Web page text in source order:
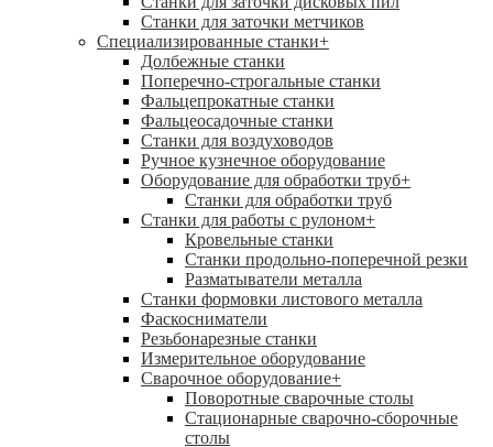
Станки для заточки метчиков
Специализированные станки+
Долбежные станки
Поперечно-строгальные станки
Фальцепрокатные станки
Фальцеосадочные станки
Станки для воздуховодов
Ручное кузнечное оборудование
Оборудование для обработки труб+
Станки для обработки труб
Станки для работы с рулоном+
Кровельные станки
Станки продольно-поперечной резки
Разматыватели металла
Станки формовки листового металла
Фаскосниматели
Резьбонарезные станки
Измерительное оборудование
Сварочное оборудование+
Поворотные сварочные столы
Стационарные сварочно-сборочные
столы